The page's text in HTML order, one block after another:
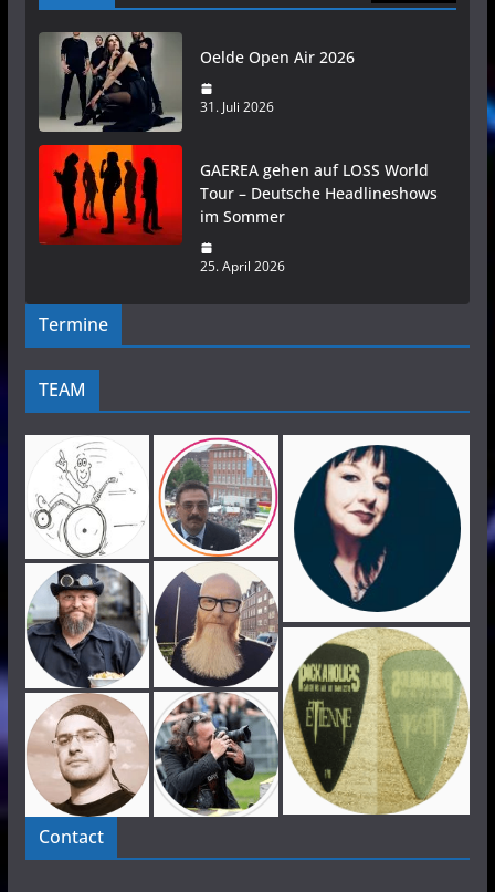
Oelde Open Air 2026
31. Juli 2026
GAEREA gehen auf LOSS World
Tour – Deutsche Headlineshows
im Sommer
25. April 2026
Termine
TEAM
Contact